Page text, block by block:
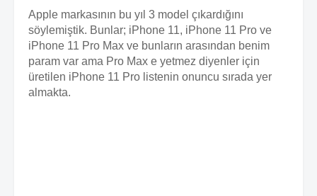
Apple markasının bu yıl 3 model çıkardığını
söylemiştik. Bunlar; iPhone 11, iPhone 11 Pro ve
iPhone 11 Pro Max ve bunların arasından benim
param var ama Pro Max e yetmez diyenler için
üretilen iPhone 11 Pro listenin onuncu sırada yer
almakta.